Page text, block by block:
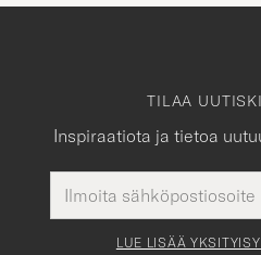
myös
TILAA
Inspiraatiota ja tietoa
Pakollinen
tieto
LUE LISÄÄ